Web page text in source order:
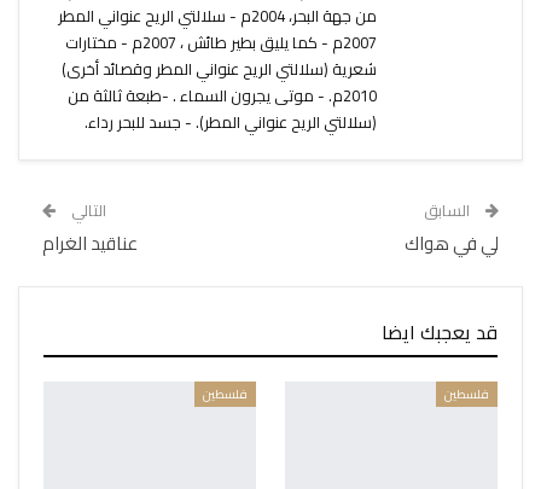
من جهة البحر، 2004م - سلالتي الريح عنواني المطر
2007م - كما يليق بطير طائش ، 2007م - مختارات
شعرية (سلالتي الريح عنواني المطر وقصائد أخرى)
2010م. - موتى يجرون السماء . -طبعة ثالثة من
(سلالتي الريح عنواني المطر). - جسد للبحر رداء.
السابق
لي في هواك
التالي
عناقيد الغرام
قد يعجبك ايضا
فلسطين فلسطين